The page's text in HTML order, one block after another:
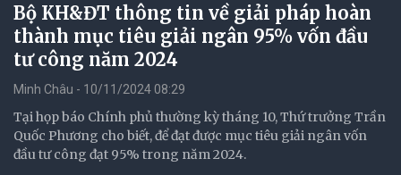
Bộ KH&ĐT thông tin về giải pháp hoàn
thành mục tiêu giải ngân 95% vốn đầu
tư công năm 2024
Minh Châu - 10/11/2024 08:29
Tại họp báo Chính phủ thường kỳ tháng 10, Thứ trưởng Trần
Quốc Phương cho biết, để đạt được mục tiêu giải ngân vốn
đầu tư công đạt 95% trong năm 2024.